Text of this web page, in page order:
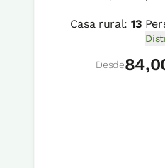
Casa rural: 13
Desde